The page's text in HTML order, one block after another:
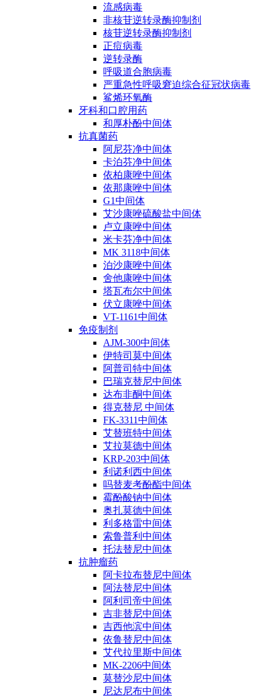
流感病毒
非核苷逆转录酶抑制剂
核苷逆转录酶抑制剂
正痘病毒
逆转录酶
呼吸道合胞病毒
严重急性呼吸窘迫综合征冠状病毒
鲨烯环氧酶
牙科和口腔用药
和厚朴酚中间体
抗真菌药
阿尼芬净中间体
卡泊芬净中间体
依柏康唑中间体
依那康唑中间体
G1中间体
艾沙康唑硫酸盐中间体
卢立康唑中间体
米卡芬净中间体
MK 3118中间体
泊沙康唑中间体
舍他康唑中间体
塔瓦布尔中间体
伏立康唑中间体
VT-1161中间体
免疫制剂
AJM-300中间体
伊特司莫中间体
阿普司特中间体
巴瑞克替尼中间体
达布非酮中间体
得克替尼 中间体
FK-3311中间体
艾替班特中间体
艾拉莫德中间体
KRP-203中间体
利诺利西中间体
吗替麦考酚酯中间体
霉酚酸钠中间体
奥扎莫德中间体
利多格雷中间体
索鲁普利中间体
托法替尼中间体
抗肿瘤药
阿卡拉布替尼中间体
阿法替尼中间体
阿利司帝中间体
吉非替尼中间体
吉西他滨中间体
依鲁替尼中间体
艾代拉里斯中间体
MK-2206中间体
莫替沙尼中间体
尼达尼布中间体